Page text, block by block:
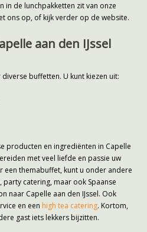
in de lunchpakketten zit van onze
ons op, of kijk verder op de website.
aan den IJssel
buffetten. U kunt kiezen uit:
producten en ingrediënten in Capelle
met veel liefde en passie uw
een themabuffet, kunt u onder andere
catering, maar ook Spaanse
naar Capelle aan den IJssel. Ook
en een high tea catering. Kortom,
gast iets lekkers bijzitten.